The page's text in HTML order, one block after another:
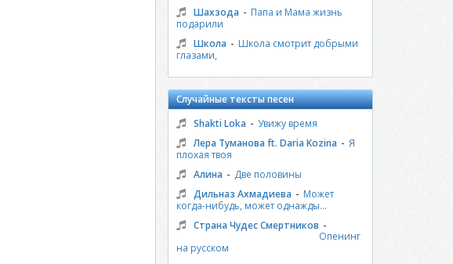
Шахзода - Папа и Мама жизнь
подарили
Школа - Школа смотрит добрыми
глазами,
Случайные тексты песен
Shakti Loka - Увижу время
Лера Туманова ft. Daria Kozina - Я
плохая твоя
Алина - Две половины
Дильназ Ахмадиева - Может
когда-нибудь, может однажды...
Страна Чудес Смертников -
Опенинг
на русском